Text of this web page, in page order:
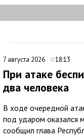
7 августа 2026 18:13
При атаке
два человека
В ходе очередной
под ударом оказался
сообщил глава